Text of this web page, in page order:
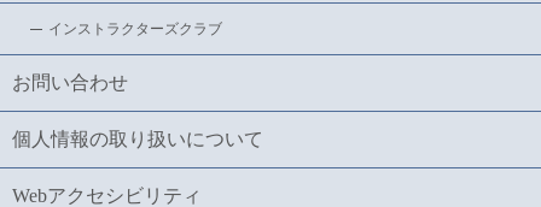
インストラクターズクラブ
お問い合わせ
個人情報の取り扱いについて
Webアクセシビリティ